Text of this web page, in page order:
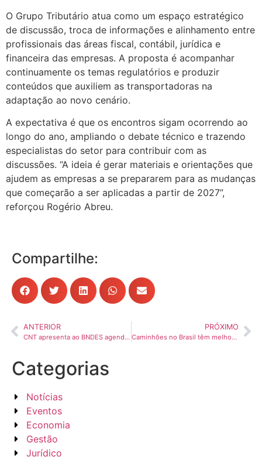
O Grupo Tributário atua como um espaço estratégico
de discussão, troca de informações e alinhamento entre
profissionais das áreas fiscal, contábil, jurídica e
financeira das empresas. A proposta é acompanhar
continuamente os temas regulatórios e produzir
conteúdos que auxiliem as transportadoras na
adaptação ao novo cenário.
A expectativa é que os encontros sigam ocorrendo ao
longo do ano, ampliando o debate técnico e trazendo
especialistas do setor para contribuir com as
discussões. “A ideia é gerar materiais e orientações que
ajudem as empresas a se prepararem para as mudanças
que começarão a ser aplicadas a partir de 2027”,
reforçou Rogério Abreu.
Compartilhe:
ANTERIOR
CNT apresenta ao BNDES agenda estratégica de crédito para o transporte
PRÓXIMO
Caminhões no Brasil têm melhor eficiência ambiental do mundo
Categorias
Notícias
Eventos
Economia
Gestão
Jurídico